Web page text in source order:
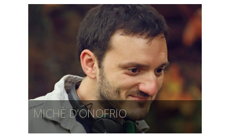
MICHÈ D’ONOFRIO